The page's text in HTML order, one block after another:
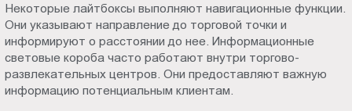
Некоторые лайтбоксы выполняют навигационные функции.
Они указывают направление до торговой точки и
информируют о расстоянии до нее. Информационные
световые короба часто работают внутри торгово-
развлекательных центров. Они предоставляют важную
информацию потенциальным клиентам.